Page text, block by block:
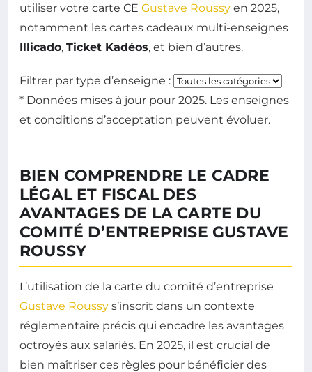
utiliser votre carte CE Gustave Roussy en 2025,
notamment les cartes cadeaux multi-enseignes
Illicado, Ticket Kadéos, et bien d’autres.
Filtrer par type d’enseigne :
* Données mises à jour pour 2025. Les enseignes
et conditions d’acceptation peuvent évoluer.
BIEN COMPRENDRE LE CADRE
LÉGAL ET FISCAL DES
AVANTAGES DE LA CARTE DU
COMITÉ D’ENTREPRISE GUSTAVE
ROUSSY
L’utilisation de la carte du comité d’entreprise
Gustave Roussy s’inscrit dans un contexte
réglementaire précis qui encadre les avantages
octroyés aux salariés. En 2025, il est crucial de
bien maîtriser ces règles pour bénéficier des